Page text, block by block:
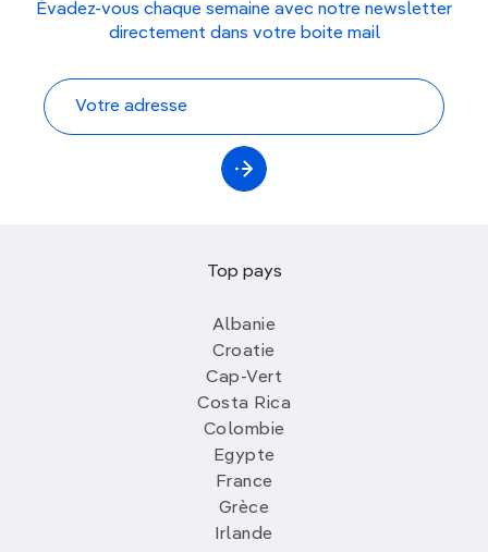
Évadez-vous chaque semaine avec notre newsletter
directement dans votre boite mail
Top pays
Albanie
Croatie
Cap-Vert
Costa Rica
Colombie
Egypte
France
Grèce
Irlande